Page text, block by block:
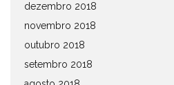
dezembro 2018
novembro 2018
outubro 2018
setembro 2018